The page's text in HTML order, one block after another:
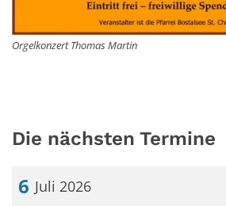
Orgelkonzert Thomas Martin
Die nächsten Termine
6 Juli 2026